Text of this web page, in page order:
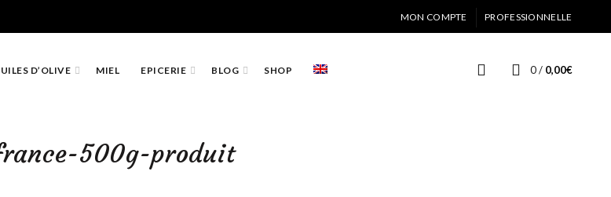
MON COMPTE PROFESSIONNELLE
D’OLIVE MIEL EPICERIE BLOG SHOP 0 / 0,00€
500g-produit